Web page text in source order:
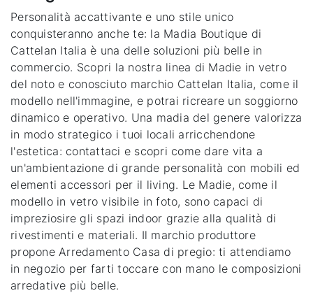
Personalità accattivante e uno stile unico
conquisteranno anche te: la Madia Boutique di
Cattelan Italia è una delle soluzioni più belle in
commercio. Scopri la nostra linea di Madie in vetro
del noto e conosciuto marchio Cattelan Italia, come il
modello nell'immagine, e potrai ricreare un soggiorno
dinamico e operativo. Una madia del genere valorizza
in modo strategico i tuoi locali arricchendone
l'estetica: contattaci e scopri come dare vita a
un'ambientazione di grande personalità con mobili ed
elementi accessori per il living. Le Madie, come il
modello in vetro visibile in foto, sono capaci di
impreziosire gli spazi indoor grazie alla qualità di
rivestimenti e materiali. Il marchio produttore
propone Arredamento Casa di pregio: ti attendiamo
in negozio per farti toccare con mano le composizioni
arredative più belle.